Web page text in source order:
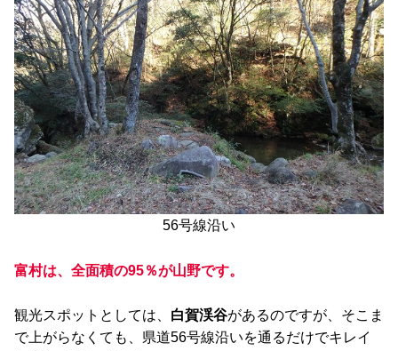
56号線沿い
富村は、全面積の95％が山野です。
観光スポットとしては、 白賀渓谷があるのですが、そこま
で上がらなくても、県道56号線沿いを通るだけでキレイ